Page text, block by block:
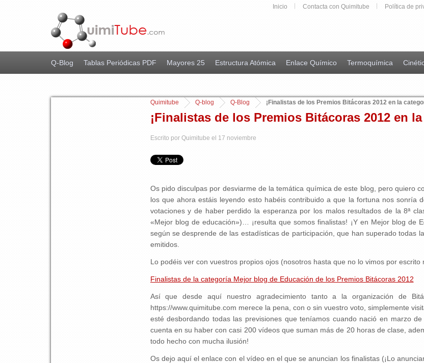
Inicio Contacta con Quimitube Política de
Q-Blog Tablas Periódicas PDF Mayores 25 Estructura Atómica Enlace Químico Termoquímica
Quimitube Q-blog Q-Blog ¡Finalistas de los Premios Bitácoras 2012 en la
¡Finalistas de los Premios Bitácoras 2012 en
Escrito por Quimitube el 17 noviembre
Os pido disculpas por desviarme de la temática química de este blog, pero quiero
los que ahora estáis leyendo esto habéis contribuido a que la fortuna nos sonría
votaciones y de haber perdido la esperanza por los malos resultados de la 8ª
«Mejor blog de educación»)… ¡resulta que somos finalistas! ¡Y en Mejor blog de
según se desprende de las estadísticas de participación, que han superado todas
emitidos.
Lo podéis ver con vuestros propios ojos (nosotros hasta que no lo vimos por
Finalistas de la categoría Mejor blog de Educación de los Premios Bitácoras 2012
Así que desde aquí nuestro agradecimiento tanto a la organización de
https://www.quimitube.com merece la pena, con o sin vuestro voto, simplemente
esté desbordando todas las previsiones que teníamos cuando nació en marzo
cuenta en su haber con casi 200 vídeos que suman más de 20 horas de clase,
todo hecho con mucha ilusión!
Os dejo aquí el enlace con el vídeo en el que se anuncian los finalistas (¡Lo